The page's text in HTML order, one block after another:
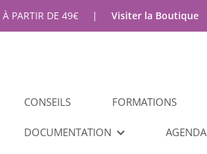
À PARTIR DE 49€ | Visiter la Boutique
CONSEILS FORMATIONS
DOCUMENTATION AGENDA